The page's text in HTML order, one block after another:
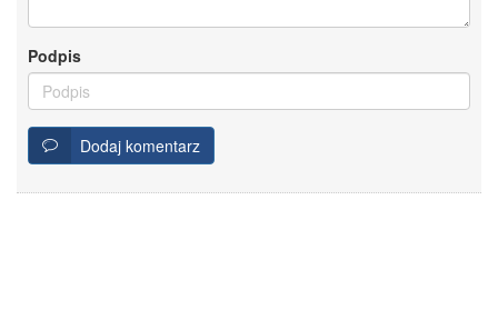
Podpis
Dodaj komentarz